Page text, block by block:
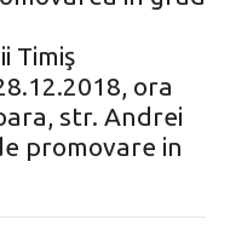
Timiş
ora
str. Andrei
promovare in